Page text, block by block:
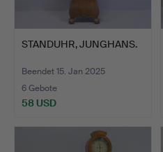
STANDUHR, JUNGHANS.
Beendet 15. Jan 2025
6 Gebote
58 USD